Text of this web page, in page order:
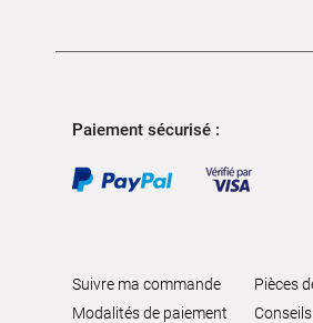
Paiement sécurisé :
Suivre ma commande
Modalités de paiement
Pièces